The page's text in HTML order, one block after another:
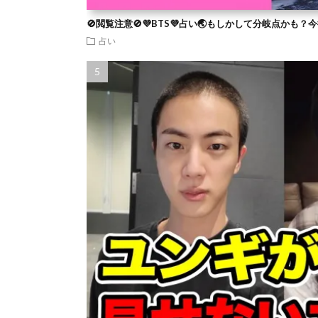
🚫閲覧注意🚫💜BTS💜占い🌏もしかして分岐点かも？
占い